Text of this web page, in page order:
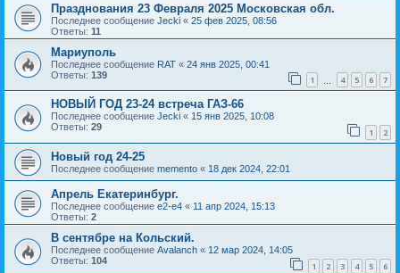
Празднования 23 Февраля 2025 Московская обл.
Последнее сообщение Jecki « 25 фев 2025, 08:56
Ответы: 11
Мариуполь
Последнее сообщение RAT « 24 янв 2025, 00:41
Ответы: 139 1 4 5 6 7
НОВЫЙ ГОД 23-24 встреча ГАЗ-66
Последнее сообщение Jecki « 15 янв 2025, 10:08
Ответы: 29 1 2
Новый год 24-25
Последнее сообщение memento « 18 дек 2024, 22:01
Апрель Екатеринбург.
Последнее сообщение e2-e4 « 11 апр 2024, 15:13
Ответы: 2
В сентябре на Кольский.
Последнее сообщение Avalanch « 12 мар 2024, 14:05
Ответы: 104 1 2 3 4 5 6